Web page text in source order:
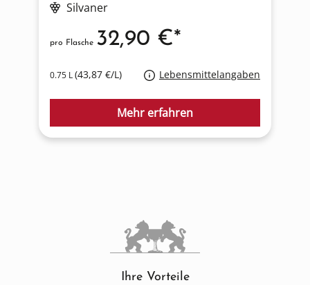
Silvaner
0.75 L(43,87 €/L) Lebensmittelangaben
pro Flasche 32,90 €*
Mehr erfahren
Ihre Vorteile